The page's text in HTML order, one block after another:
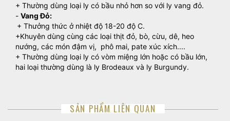
+ Thường dùng loại ly có bầu nhỏ hơn so với ly vang đỏ.
- Vang Đỏ:
+ Thưởng thức ở nhiệt độ 18-20 độ C.
+Khuyên dùng cùng các loại thịt đỏ, bò, cừu, dê, heo
nướng, các món đậm vị, phô mai, pate xúc xích....
+ Thường dùng loại ly có vòm miệng lớn hoặc có bầu lớn,
hai loại thường dùng là ly Brodeaux và ly Burgundy.
SẢN PHẨM LIÊN QUAN